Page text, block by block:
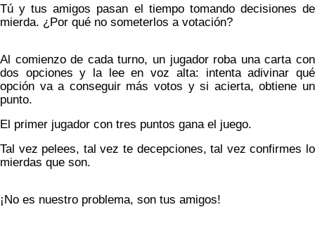
Tú y tus amigos pasan el tiempo tomando decisiones de
mierda. ¿Por qué no someterlos a votación?
Al comienzo de cada turno, un jugador roba una carta con
dos opciones y la lee en voz alta: intenta adivinar qué
opción va a conseguir más votos y si acierta, obtiene un
punto.
El primer jugador con tres puntos gana el juego.
Tal vez pelees, tal vez te decepciones, tal vez confirmes lo
mierdas que son.
¡No es nuestro problema, son tus amigos!